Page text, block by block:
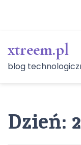
content
xtreem.pl
blog
Dzień: